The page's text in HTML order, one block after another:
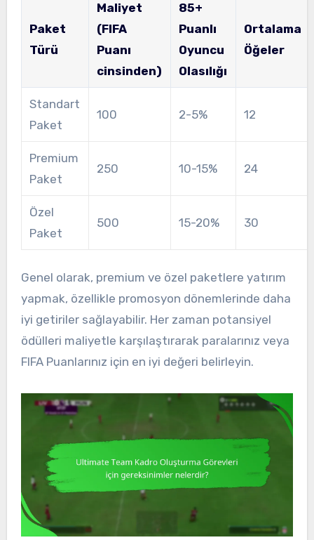
Paket
Türü
Maliyet
(FIFA
Puanı
cinsinden)
85+
Puanlı
Oyuncu
Olasılığı
Ortalama
Öğeler
Standart
Paket
100 2-5% 12
Premium
Paket
250 10-15% 24
Özel
Paket
500 15-20% 30
Genel olarak, premium ve özel paketlere yatırım
yapmak, özellikle promosyon dönemlerinde daha
iyi getiriler sağlayabilir. Her zaman potansiyel
ödülleri maliyetle karşılaştırarak paralarınız veya
FIFA Puanlarınız için en iyi değeri belirleyin.